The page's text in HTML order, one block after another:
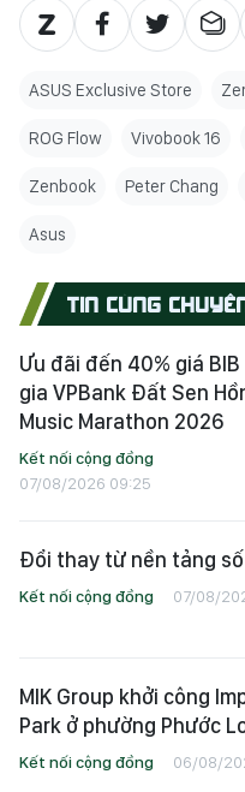
ASUS Exclusive Store
ROG Flow Vivobook 16
Zenbook Peter Chang
Asus
TIN CÙNG
Ưu đãi đến 40% giá
gia VPBank Đất Sen
Music Marathon 2026
Kết nối cộng đồng
07/08/2026 09:25
Đổi thay từ nền tảng số
Kết nối cộng đồng 07/08/
MIK Group khởi công
Park ở phường Phước
Kết nối cộng đồng 06/08/